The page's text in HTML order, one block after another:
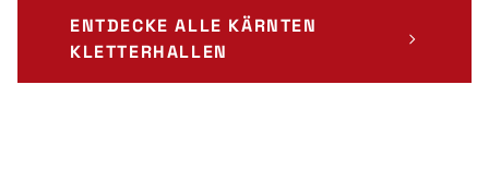
ENTDECKE ALLE KÄRNTEN
KLETTERHALLEN